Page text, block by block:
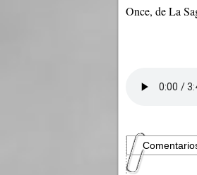
Once, de La